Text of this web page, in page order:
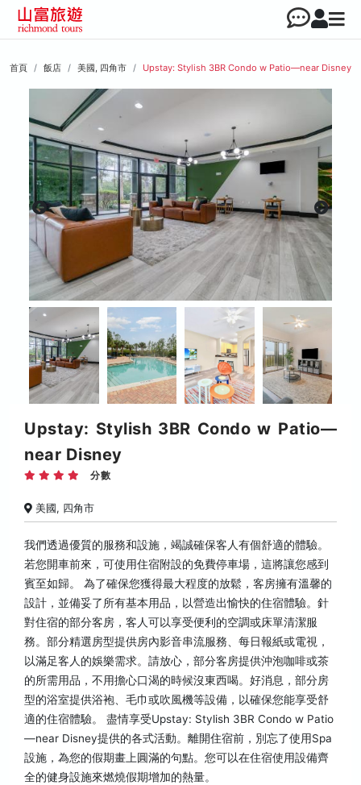
首頁 飯店 美國, 四角市 Upstay: Stylish 3BR Condo w Patio—near Disney
Upstay: Stylish 3BR Condo w Patio—
near Disney
分數
美國, 四角市
我們透過優質的服務和設施，竭誠確保客人有個舒適的體驗。
若您開車前來，可使用住宿附設的免費停車場，這將讓您感到
賓至如歸。 為了確保您獲得最大程度的放鬆，客房擁有溫馨的
設計，並備妥了所有基本用品，以營造出愉快的住宿體驗。針
對住宿的部分客房，客人可以享受便利的空調或床單清潔服
務。部分精選房型提供房內影音串流服務、每日報紙或電視，
以滿足客人的娛樂需求。請放心，部分客房提供沖泡咖啡或茶
的所需用品，不用擔心口渴的時候沒東西喝。好消息，部分房
型的浴室提供浴袍、毛巾或吹風機等設備，以確保您能享受舒
適的住宿體驗。 盡情享受Upstay: Stylish 3BR Condo w Patio
—near Disney提供的各式活動。離開住宿前，別忘了使用Spa
設施，為您的假期畫上圓滿的句點。您可以在住宿使用設備齊
全的健身設施來燃燒假期增加的熱量。